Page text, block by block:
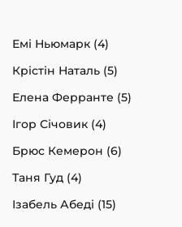
Емі Ньюмарк (4)
Крістін Наталь (5)
Елена Ферранте (5)
Ігор Січовик (4)
Брюс Кемерон (6)
Таня Гуд (4)
Ізабель Абеді (15)